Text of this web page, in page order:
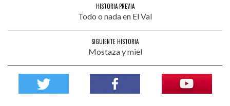
HISTORIA PREVIA
Todo o nada en El Val
SIGUIENTE HISTORIA
Mostaza y miel